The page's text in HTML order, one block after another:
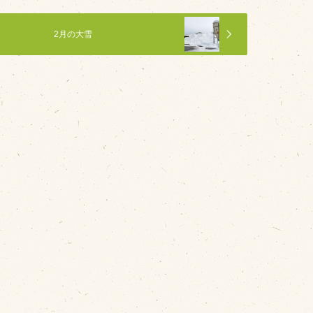
2月の大雪